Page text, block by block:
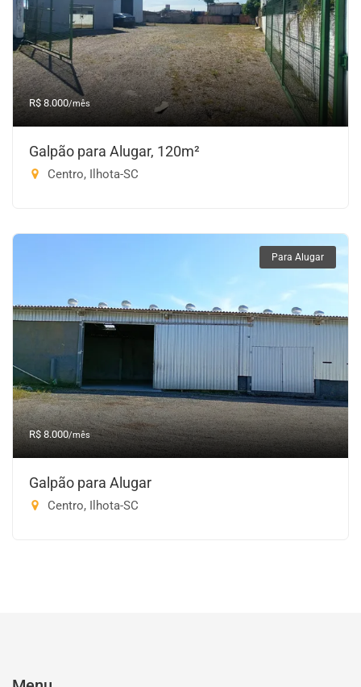
R$ 8.000/mês
Galpão para Alugar, 120m²
Centro, Ilhota-SC
Para Alugar
R$ 8.000/mês
Galpão para Alugar
Centro, Ilhota-SC